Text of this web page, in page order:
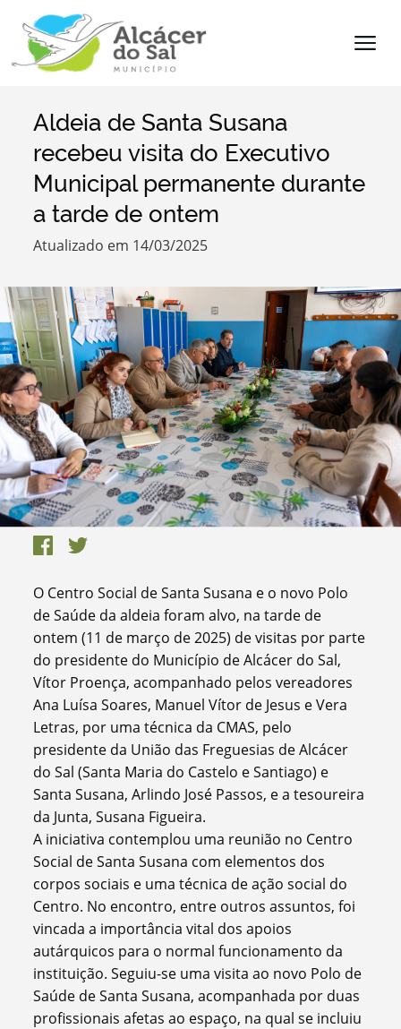
Termo de Pesquisa
Categorias
Filtros
Aldeia de Santa Susana
recebeu visita do Executivo
Municipal permanente durante
a tarde de ontem
Atualizado em 14/03/2025
O Centro Social de Santa Susana e o novo Polo
de Saúde da aldeia foram alvo, na tarde de
ontem (11 de março de 2025) de visitas por parte
do presidente do Município de Alcácer do Sal,
Vítor Proença, acompanhado pelos vereadores
Ana Luísa Soares, Manuel Vítor de Jesus e Vera
Letras, por uma técnica da CMAS, pelo
presidente da União das Freguesias de Alcácer
do Sal (Santa Maria do Castelo e Santiago) e
Santa Susana, Arlindo José Passos, e a tesoureira
da Junta, Susana Figueira.
A iniciativa contemplou uma reunião no Centro
Social de Santa Susana com elementos dos
corpos sociais e uma técnica de ação social do
Centro. No encontro, entre outros assuntos, foi
vincada a importância vital dos apoios
autárquicos para o normal funcionamento da
instituição. Seguiu-se uma visita ao novo Polo de
Saúde de Santa Susana, acompanhada por duas
profissionais afetas ao espaço, na qual se incluiu